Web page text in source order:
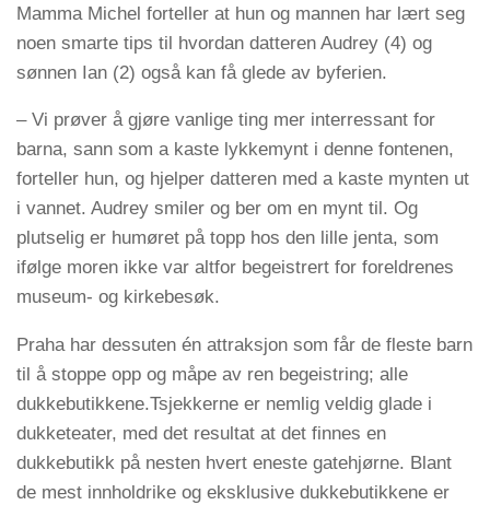
Mamma Michel forteller at hun og mannen har lært seg
noen smarte tips til hvordan datteren Audrey (4) og
sønnen Ian (2) også kan få glede av byferien.
– Vi prøver å gjøre vanlige ting mer interressant for
barna, sann som a kaste lykkemynt i denne fontenen,
forteller hun, og hjelper datteren med a kaste mynten ut
i vannet. Audrey smiler og ber om en mynt til. Og
plutselig er humøret på topp hos den lille jenta, som
ifølge moren ikke var altfor begeistrert for foreldrenes
museum- og kirkebesøk.
Praha har dessuten én attraksjon som får de fleste barn
til å stoppe opp og måpe av ren begeistring; alle
dukkebutikkene.Tsjekkerne er nemlig veldig glade i
dukketeater, med det resultat at det finnes en
dukkebutikk på nesten hvert eneste gatehjørne. Blant
de mest innholdrike og eksklusive dukkebutikkene er